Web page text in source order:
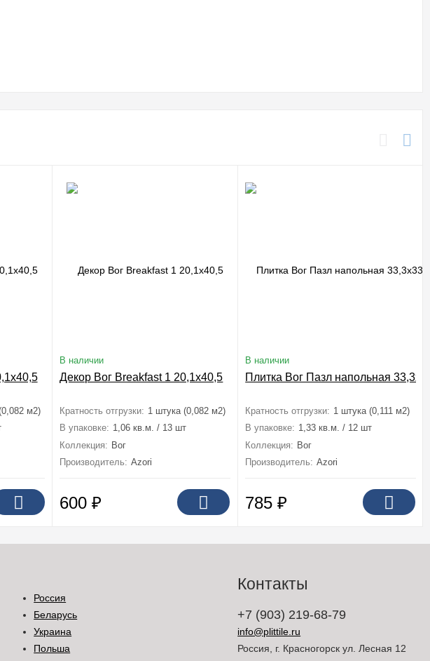
м2)
В наличии
Декор Вог Breakfast 1 20,1x40,5
Кратность отгрузки: 1 штука (0,082 м2)
В упаковке: 1,06 кв.м. / 13 шт
Коллекция: Вог
Производитель: Azori
600₽
В наличии
Плитка Вог Пазл напольная
Кратность отгрузки: 1 штука (0,111 м2)
В упаковке: 1,33 кв.м. / 12 шт
Коллекция: Вог
Производитель: Azori
785₽
Россия
Беларусь
Украина
Польша
Контакты
+7 (903) 219-68-79
info@plittile.ru
Россия, г. Красногорск ул. Лесная 12